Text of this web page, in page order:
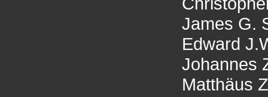
James G.
Edward
Johannes
Matthäus